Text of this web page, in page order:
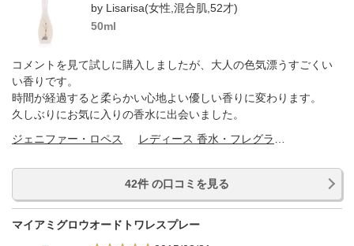
by Lisarisa(女性,混合肌,52才)
50ml
コメントを見て試しに購入しましたが、大人の色気漂うすごくい
い香りです。
時間が経過すると柔らかい心地よい優しい香りに変わります。
久しぶりにお気に入りの香水に出会いました。
ジェニファー・ロペス
42件 の口コミを見る
マイアミグロウオードトワレスプレー